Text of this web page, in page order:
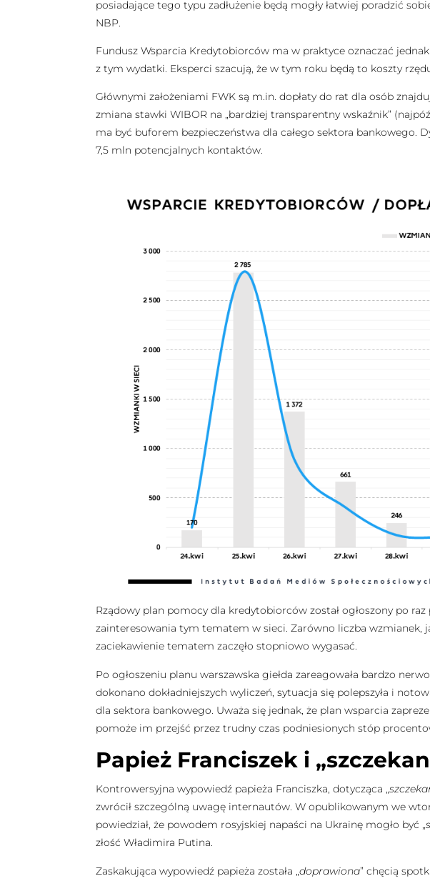
posiadające tego typu zadłużenie będą mogły łatwiej poradzić
NBP.
Fundusz Wsparcia Kredytobiorców ma w praktyce oznaczać
z tym wydatki. Eksperci szacują, że w tym roku będą to koszty
Głównymi założeniami FWK są m.in. dopłaty do rat dla osób
zmiana stawki WIBOR na „bardziej transparentny wskaźnik”
ma być buforem bezpieczeństwa dla całego sektora bankowego.
7,5 mln potencjalnych kontaktów.
Rządowy plan pomocy dla kredytobiorców został ogłoszony po
zainteresowania tym tematem w sieci. Zarówno liczba wzmianek,
zaciekawienie tematem zaczęło stopniowo wygasać.
Po ogłoszeniu planu warszawska giełda zareagowała bardzo
dokonano dokładniejszych wyliczeń, sytuacja się polepszyła i
dla sektora bankowego. Uważa się jednak, że plan wsparcia
pomoże im przejść przez trudny czas podniesionych stóp
Papież Franciszek i
Kontrowersyjna wypowiedź papieża Franciszka, dotycząca „
zwrócił szczególną uwagę internautów. W opublikowanym we
powiedział, że powodem rosyjskiej napaści na Ukrainę mogło być „
złość Władimira Putina.
Zaskakująca wypowiedź papieża została „doprawiona” chęcią